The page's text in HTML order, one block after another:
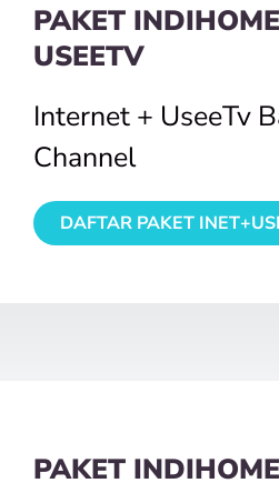
PAKET
USEETV
Internet + UseeTv
Channel
DAFTAR PAKET
PAKET